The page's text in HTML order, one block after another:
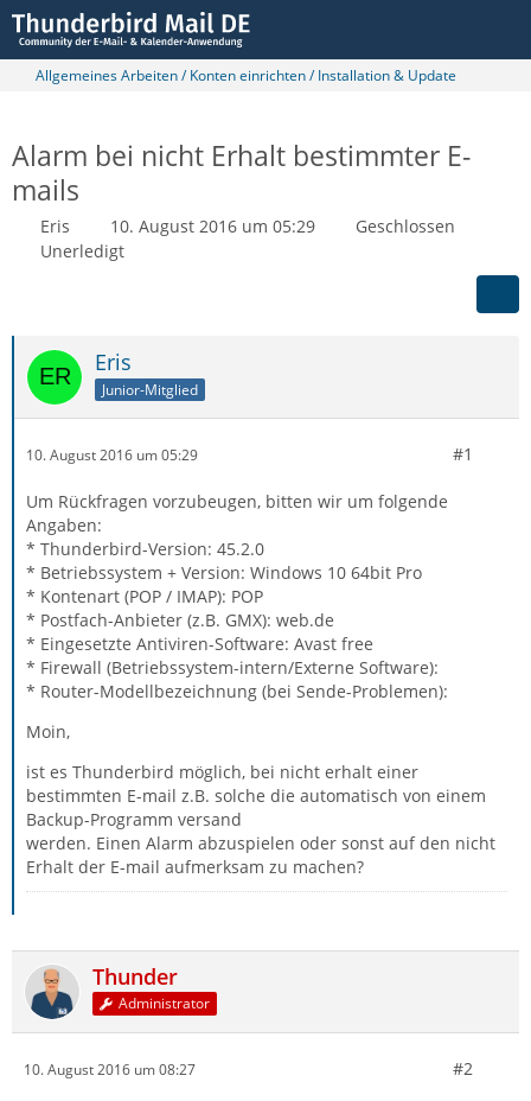
Allgemeines Arbeiten / Konten einrichten / Installation & Update
Alarm bei nicht Erhalt bestimmter E-
mails
Eris 10. August 2016 um 05:29
Geschlossen
Unerledigt
Eris
Junior-Mitglied
10. August 2016 um 05:29 #1
Um Rückfragen vorzubeugen, bitten wir um folgende
Angaben:
* Thunderbird-Version: 45.2.0
* Betriebssystem + Version: Windows 10 64bit Pro
* Kontenart (POP / IMAP): POP
* Postfach-Anbieter (z.B. GMX): web.de
* Eingesetzte Antiviren-Software: Avast free
* Firewall (Betriebssystem-intern/Externe Software):
* Router-Modellbezeichnung (bei Sende-Problemen):
Moin,
ist es Thunderbird möglich, bei nicht erhalt einer
bestimmten E-mail z.B. solche die automatisch von einem
Backup-Programm versand
werden. Einen Alarm abzuspielen oder sonst auf den nicht
Erhalt der E-mail aufmerksam zu machen?
Thunder
Administrator
10. August 2016 um 08:27 #2